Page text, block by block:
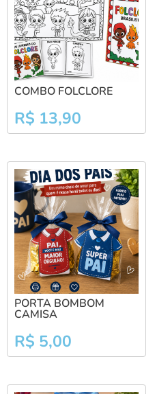
COMBO FOLCLORE
R$ 13,90
PORTA BOMBOM
CAMISA
R$ 5,00